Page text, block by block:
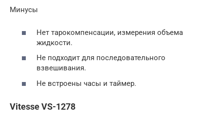
Минусы
Нет тарокомпенсации, измерения объема
жидкости.
Не подходит для последовательного
взвешивания.
Не встроены часы и таймер.
Vitesse VS-1278